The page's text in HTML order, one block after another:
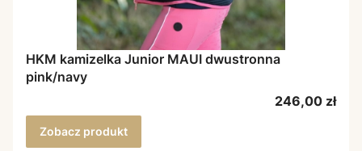
HKM kamizelka Junior MAUI dwustronna
pink/navy
Cena
246,00 zł
Zobacz produkt